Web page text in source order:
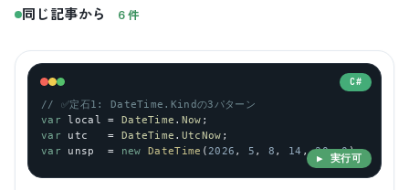
同じ記事から 6 件
C#
// ✅定石1: DateTime.Kindの3パターン
var
local = DateTime . Now
var
utc
   =
DateTime . UtcNow
var
unsp
  =
new DateTime ( 2026 , 5 , 8 , 14 , 30, 0
▶ 実行可